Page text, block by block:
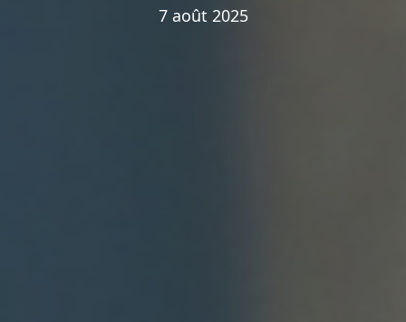
7 août 2025